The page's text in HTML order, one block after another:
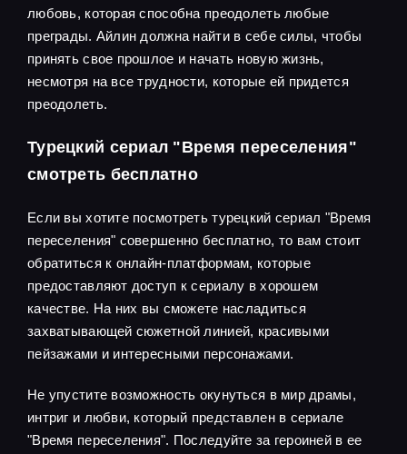
любовь, которая способна преодолеть любые
преграды. Айлин должна найти в себе силы, чтобы
принять свое прошлое и начать новую жизнь,
несмотря на все трудности, которые ей придется
преодолеть.
Турецкий сериал "Время переселения"
смотреть бесплатно
Если вы хотите посмотреть турецкий сериал "Время
переселения" совершенно бесплатно, то вам стоит
обратиться к онлайн-платформам, которые
предоставляют доступ к сериалу в хорошем
качестве. На них вы сможете насладиться
захватывающей сюжетной линией, красивыми
пейзажами и интересными персонажами.
Не упустите возможность окунуться в мир драмы,
интриг и любви, который представлен в сериале
"Время переселения". Последуйте за героиней в ее